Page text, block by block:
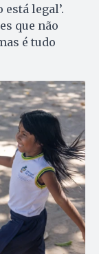
legal’.
que não
é tudo